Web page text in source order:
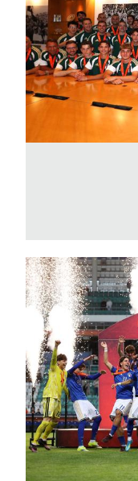
Women
Serie
Femminile
Museo
Whistleblowing
Area
Media